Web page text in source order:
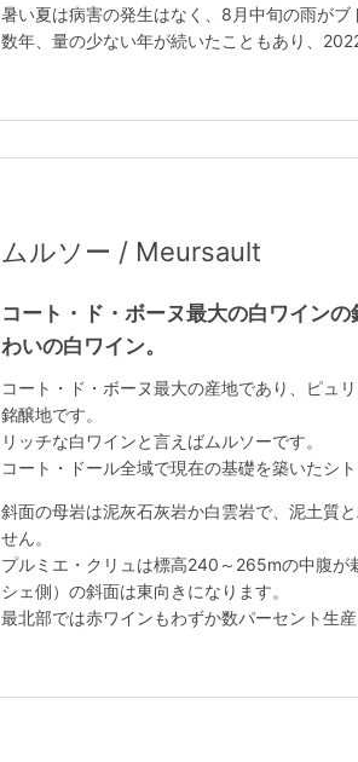
暑い夏は病害の発生はなく、8月中旬の雨が
数年、量の少ない年が続いたこともあり、
ムルソー / Meursault
コート・ド・ボーヌ最大の白ワイン
わいの白ワイン。
コート・ド・ボーヌ最大の産地であり、ピュ
銘醸地です。
リッチな白ワインと言えばムルソーです。
コート・ドール全域で現在の基礎を築いたシ
斜面の母岩は泥灰石灰岩か白雲岩で、泥土質
せん。
プルミエ・クリュは標高240～265mの中腹が
シェ側）の斜面は東向きになります。
最北部では赤ワインもわずか数パーセント生産